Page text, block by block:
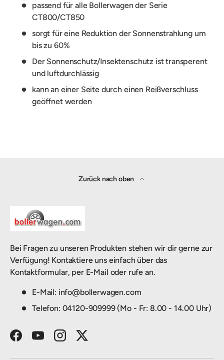
passend für alle Bollerwagen der Serie
CT800/CT850
sorgt für eine Reduktion der Sonnenstrahlung um
bis zu 60%
Der Sonnenschutz/Insektenschutz ist transperent
und luftdurchlässig
kann an einer Seite durch einen Reißverschluss
geöffnet werden
Zurück nach oben
Bei Fragen zu unseren Produkten stehen wir dir gerne zur
Verfügung! Kontaktiere uns einfach über das
Kontaktformular, per E-Mail oder rufe an.
E-Mail: info@bollerwagen.com
Telefon: 04120-909999 (Mo - Fr: 8.00 - 14.00 Uhr)
FacebookYouTubeInstagramTwitter